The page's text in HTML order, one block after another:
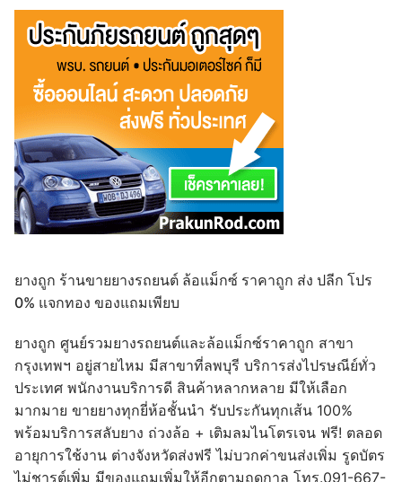
ยางถูก ร้านขายยางรถยนต์ ล้อแม็กซ์ ราคาถูก ส่ง ปลีก โปร
0% แจกทอง ของแถมเพียบ
ยางถูก ศูนย์รวมยางรถยนต์และล้อแม็กซ์ราคาถูก สาขา
กรุงเทพฯ อยู่สายไหม มีสาขาที่ลพบุรี บริการส่งไปรษณีย์ทั่ว
ประเทศ พนักงานบริการดี สินค้าหลากหลาย มีให้เลือก
มากมาย ขายยางทุกยี่ห้อชั้นนำ รับประกันทุกเส้น 100%
พร้อมบริการสลับยาง ถ่วงล้อ + เติมลมไนโตรเจน ฟรี! ตลอด
อายุการใช้งาน ต่างจังหวัดส่งฟรี ไม่บวกค่าขนส่งเพิ่ม รูดบัตร
ไม่ชารต์เพิ่ม มีของแถมเพิ่มให้อีกตามฤดูกาล โทร.091-667-